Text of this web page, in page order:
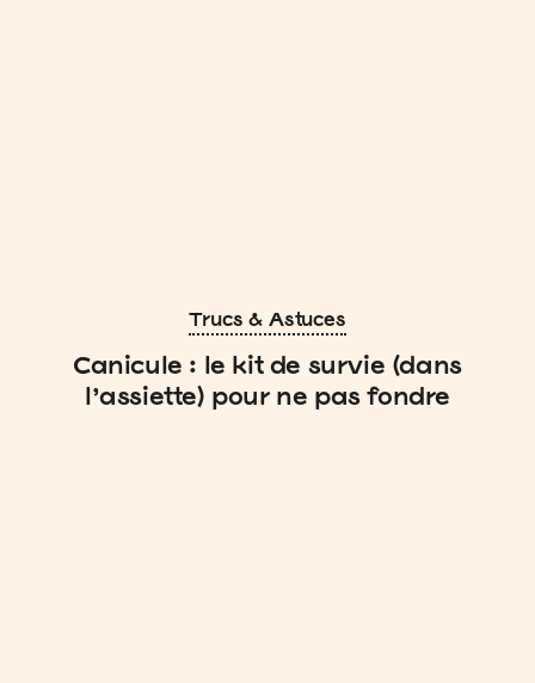
Trucs & Astuces
Canicule : le kit de survie (dans
l’assiette) pour ne pas fondre